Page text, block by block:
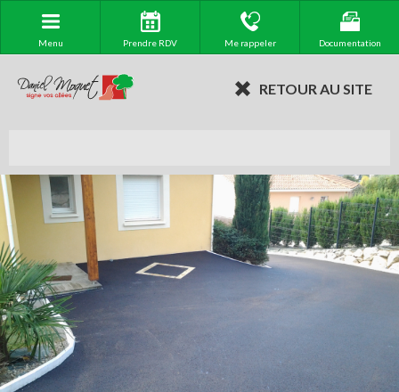
Menu Prendre RDV Me rappeler Documentation
RETOUR AU SITE